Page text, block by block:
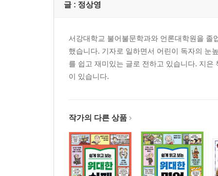
글 : 정상영
서강대학교 불어불문학과와 언론대학원을 졸
했습니다. 기자로 일하면서 어린이 독자의 눈
를 쉽고 재미있는 글로 전하고 있습니다. 지
이 있습니다.
작가의 다른 상품